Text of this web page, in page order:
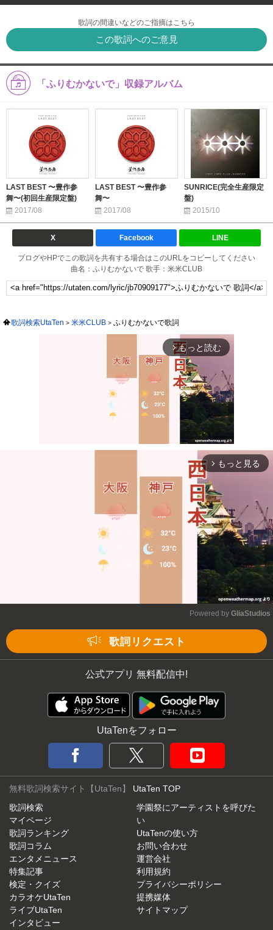
歌詞の間違いなどのご指摘はこちら
この歌詞へのご意見
「ふりむかないで」収録アルバム
LAST BEST 〜豊作参
舞〜(初回生産限定盤)
2017/08
LAST BEST 〜豊作参
舞〜
2017/08
SUNRICE(完全生産限定
盤)
2015/10
X Facebook LINE
ブログやHPでこの歌詞を共有する場合はこのURLをコピーしてください
曲名：ふりむかないで 歌手：米米CLUB
歌詞検索UtaTen 米米CLUB ふりむかないで歌詞
arrow_forward_ios もっと読む
Mute
arrow_forward_ios もっと見る
Powered by GliaStudios
歌詞リクエスト
公式アプリ 無料配信中!
UtaTenをフォロー
無料歌詞検索サイト【UtaTen】 UtaTen TOP
歌詞検索
マイページ
歌詞ランキング
歌詞コラム
エンタメニュース
特集記事
検定・クイズ
カラオケUtaTen
ライブUtaTen
インタビュー
学園祭にアーティストを呼びた
い
UtaTenの使い方
お問い合わせ
運営会社
利用規約
プライバシーポリシー
提携媒体
サイトマップ